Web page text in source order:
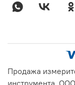
Продажа